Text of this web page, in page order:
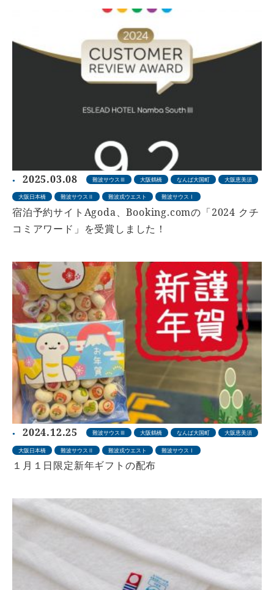
2025.03.08 難波サウスⅢ 大阪鶴橋 なんば大国町 大阪恵美須
大阪日本橋 難波サウスⅡ 難波戎ウエスト 難波サウスⅠ
宿泊予約サイトAgoda、Booking.comの「2024 クチ
コミアワード」を受賞しました！
2024.12.25 難波サウスⅢ 大阪鶴橋 なんば大国町 大阪恵美須
大阪日本橋 難波サウスⅡ 難波戎ウエスト 難波サウスⅠ
１月１日限定新年ギフトの配布